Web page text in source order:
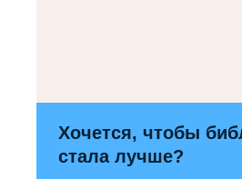
Хочется, чтобы
стала лучше?